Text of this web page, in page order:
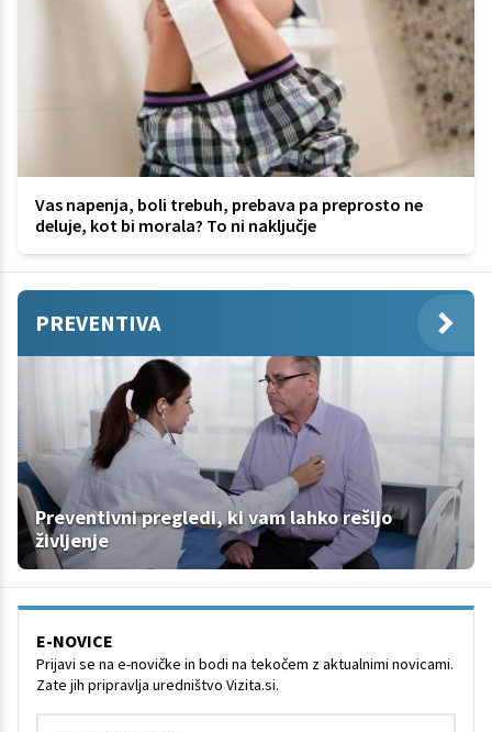
Vas napenja, boli trebuh, prebava pa preprosto ne
deluje, kot bi morala? To ni naključje
PREVENTIVA
Preventivni pregledi, ki vam lahko rešijo
življenje
E-NOVICE
Prijavi se na e-novičke in bodi na tekočem z aktualnimi novicami.
Zate jih pripravlja uredništvo Vizita.si.